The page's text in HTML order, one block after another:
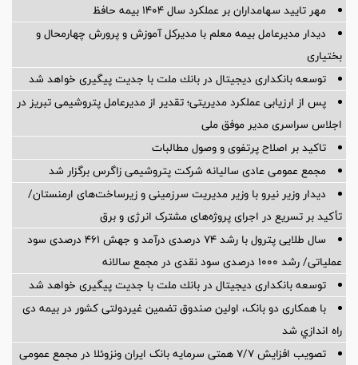
مهر تایید سهامداران بر عملكرد سال ۱۴۰۴ بیمه حافظ
دیدار مدیرعامل بیمه معلم با مدیرکل آموزش و پرورش چهارمحال و
بختیاری
توسعه بانكداری دیجیتال در بانك ملت با جدیت پیگیری خواهد شد
پس از ارزیابی عملکرد مدیریتی؛ تقدیر از مدیرعامل پتروشیمی تبریز در
اجلاس سراسری مدیر موفق ملی
تاکید بر اصلاح پرتفوی و وصول مطالبات
مجمع عمومی عادی سالیانه شرکت پتروشیمی زاگرس برگزار شد
دیدار وزیر نیرو با وزیر مدیریت سرزمینی و زیرساخت‌های ارمنستان/
تأکید بر تسریع در اجرای پروژه‌های مشترک انرژی و برق
سال طلایی پترول با رشد ۷۴ درصدی درآمد و جهش ۴۶۱ درصدی سود
عملیاتی/ رشد ۱۰۰۰ درصدی سود نقدی در مجمع سالانه
توسعه بانكداری دیجیتال در بانك ملت با جدیت پیگیری خواهد شد ‌
با همکاری دو بانک، اولین صندوق تضمین غیردولتی کشور در بیمه دی
راه اندازي شد
تصویب افزایش ۷/۷ همتی سرمایه بانک ایران ونزوئلا در مجمع عمومی